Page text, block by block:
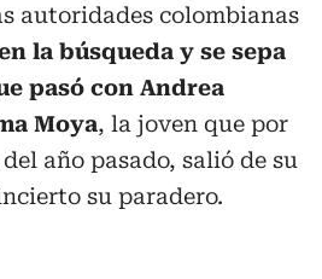
autoridades colombianas
la búsqueda y se sepa
pasó con Andrea
Moya, la joven que por
año pasado, salió de su
su paradero.